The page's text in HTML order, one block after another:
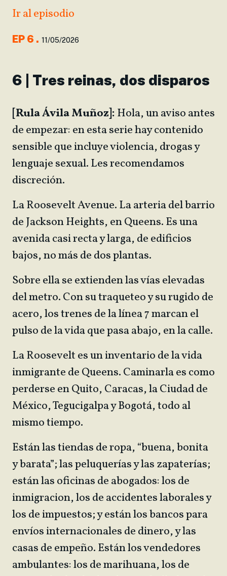
Ir al episodio
EP 6 . 11/05/2026
6 | Tres reinas, dos disparos
[Rula Ávila Muñoz]:Hola, un aviso antes
de empezar: en esta serie hay contenido
sensible que incluye violencia, drogas y
lenguaje sexual. Les recomendamos
discreción.
La Roosevelt Avenue. La arteria del barrio
de Jackson Heights, en Queens. Es una
avenida casi recta y larga, de edificios
bajos, no más de dos plantas.
Sobre ella se extienden las vías elevadas
del metro. Con su traqueteo y su rugido de
acero, los trenes de la línea 7 marcan el
pulso de la vida que pasa abajo, en la calle.
La Roosevelt es un inventario de la vida
inmigrante de Queens. Caminarla es como
perderse en Quito, Caracas, la Ciudad de
México, Tegucigalpa y Bogotá, todo al
mismo tiempo.
Están las tiendas de ropa, “buena, bonita
y barata”; las peluquerías y las zapaterías;
están las oficinas de abogados: los de
inmigracion, los de accidentes laborales y
los de impuestos; y están los bancos para
envíos internacionales de dinero, y las
casas de empeño. Están los vendedores
ambulantes: los de marihuana, los de